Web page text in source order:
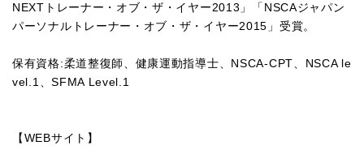
NEXTトレーナー・オブ・ザ・イヤー2013」「NSCAジャパン
パーソナルトレーナー・オブ・ザ・イヤー2015」受賞。
保有資格:柔道整復師、健康運動指導士、NSCA-CPT、NSCA le
vel.1、SFMA Level.1
【WEBサイト】